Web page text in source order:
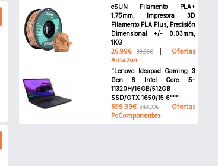
eSUN Filamento PLA+
1.75mm, Impresora 3D
Filamento PLA Plus, Precisión
Dimensional +/- 0.03mm,
1KG
26,99€ 33,99€ Ofertas
Amazon
"Lenovo Ideapad Gaming 3
Gen 6 Intel Core i5-
11320H/16GB/512GB
SSD/GTX 1650/15.6"""
699,99€ 849,00€ Ofertas
PcComponentes